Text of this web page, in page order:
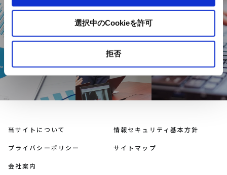
選択中のCookieを許可
拒否
DOCUMENT
ロード
USEFUL
INFORMATION
お役立ち情報
INQUIRY
当サイトについて 情報セキュリティ基本方針
プライバシーポリシー サイトマップ
会社案内